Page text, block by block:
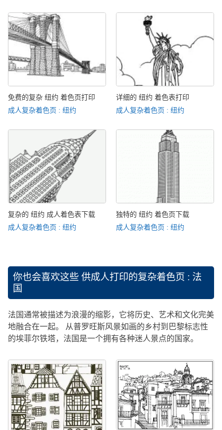
免费的复杂 纽约 着色页打印
成人复杂着色页 : 纽约
详细的 纽约 着色表打印
成人复杂着色页 : 纽约
复杂的 纽约 成人着色表下载
成人复杂着色页 : 纽约
独特的 纽约 着色页下载
成人复杂着色页 : 纽约
你也会喜欢这些 供成人打印的复杂着色页 : 法
国
法国通常被描述为浪漫的缩影，它将历史、艺术和文化完美
地融合在一起。 从普罗旺斯风景如画的乡村到巴黎标志性
的埃菲尔铁塔，法国是一个拥有各种迷人景点的国家。